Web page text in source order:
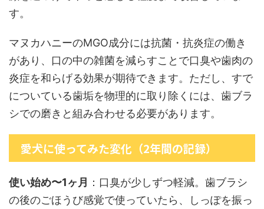
す。
マヌカハニーのMGO成分には抗菌・抗炎症の働き
があり、口の中の雑菌を減らすことで口臭や歯肉の
炎症を和らげる効果が期待できます。ただし、すで
についている歯垢を物理的に取り除くには、歯ブラ
シでの磨きと組み合わせる必要があります。
愛犬に使ってみた変化（2年間の記録）
使い始め〜1ヶ月
：口臭が少しずつ軽減。歯ブラシ
の後のごほうび感覚で使っていたら、しっぽを振っ